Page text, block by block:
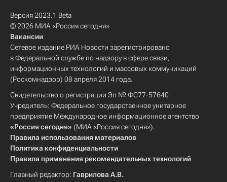
Версия 2023.1 Beta
© 2026 МИА «Россия сегодня»
Вакансии
Сетевое издание РИА Новости зарегистрировано
в Федеральной службе по надзору в сфере связи,
информационных технологий и массовых коммуникаций
(Роскомнадзор) 08 апреля 2014 года.
Свидетельство о регистрации Эл № ФС77-57640
Учредитель: Федеральное государственное унитарное
предприятие Международное информационное агентство
«Россия сегодня» (МИА «Россия сегодня»).
Правила использования материалов
Политика конфиденциальности
Правила применения рекомендательных технологий
Главный редактор: Гаврилова А.В.